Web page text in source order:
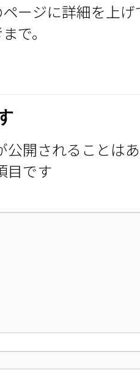
ージに詳細を上
で。
公開されることは
目です